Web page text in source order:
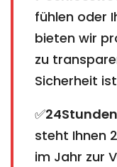
fühlen oder
bieten wir
zu
Sicherheit
✅
steht Ihnen
im Jahr zur